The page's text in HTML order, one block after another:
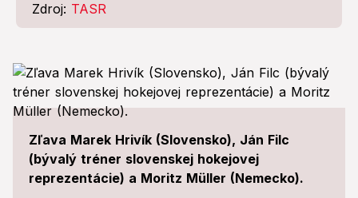
Zdroj: TASR
Zľava Marek Hrivík (Slovensko), Ján Filc
(bývalý tréner slovenskej hokejovej
reprezentácie) a Moritz Müller (Nemecko).